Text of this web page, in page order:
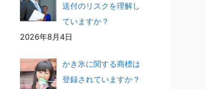
送付のリスクを理解し
ていますか？
2026年8月4日
かき氷に関する商標は
登録されていますか？